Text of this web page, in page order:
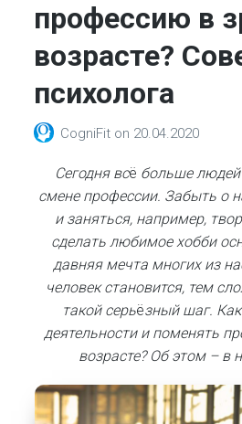
профессию в
возрасте?
психолога
CogniFit on 20.04.2020
Сегодня всё больше
смене профессии. Забыть о
и заняться, например,
сделать любимое хобби
давняя мечта многих из
человек становится, тем
такой серьёзный шаг.
деятельности и поменять
возрасте? Об этом – в